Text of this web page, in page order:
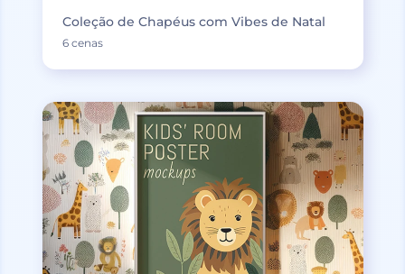
Coleção de Chapéus com Vibes de Natal
6 cenas